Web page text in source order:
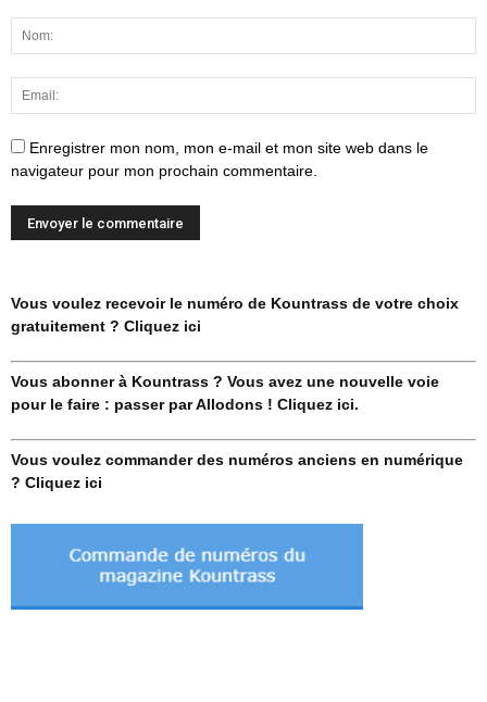
Enregistrer mon nom, mon e-mail et mon site web dans le
navigateur pour mon prochain commentaire.
Vous voulez recevoir le numéro de Kountrass de votre choix
gratuitement ? Cliquez ici
Vous abonner à Kountrass ? Vous avez une nouvelle voie
pour le faire : passer par Allodons ! Cliquez ici.
Vous voulez commander des numéros anciens en numérique
? Cliquez ici